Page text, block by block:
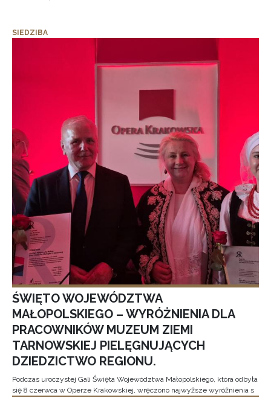
SIEDZIBA
ŚWIĘTO WOJEWÓDZTWA
MAŁOPOLSKIEGO – WYRÓŻNIENIA DLA
PRACOWNIKÓW MUZEUM ZIEMI
TARNOWSKIEJ PIELĘGNUJĄCYCH
DZIEDZICTWO REGIONU.
Podczas uroczystej Gali Święta Województwa Małopolskiego, która odbyła
się 8 czerwca w Operze Krakowskiej, wręczono najwyższe wyróżnienia s